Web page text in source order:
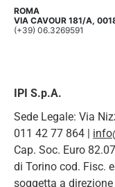
ROMA
VIA CAVOUR 181/A,
(+39) 06.3269591
IPI S.p.A.
Sede Legale: Via
011 42 77 864 |
Cap. Soc. Euro
di Torino cod. Fisc.
soggetta a